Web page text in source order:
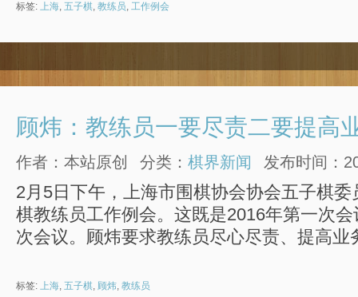
标签: 上海, 五子棋, 教练员, 工作例会
顾炜：教练员一要尽责二要提高
作者：本站原创 分类： 棋界新闻 发布时间：
2月5日下午，上海市围棋协会协会五子棋
棋教练员工作例会。这既是2016年第一次
次会议。顾炜要求教练员尽心尽责、提高业
标签: 上海 五子棋 顾炜 教练员